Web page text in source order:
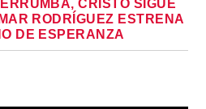
CRISTO SIGUE
RODRÍGUEZ ESTRENA
DE ESPERANZA